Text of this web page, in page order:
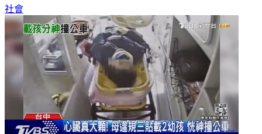
社會